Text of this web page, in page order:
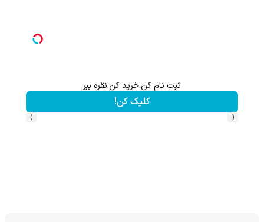
ثبت نام کن؛خرید کن؛نقره ببر
کلیک کن!
‹
›